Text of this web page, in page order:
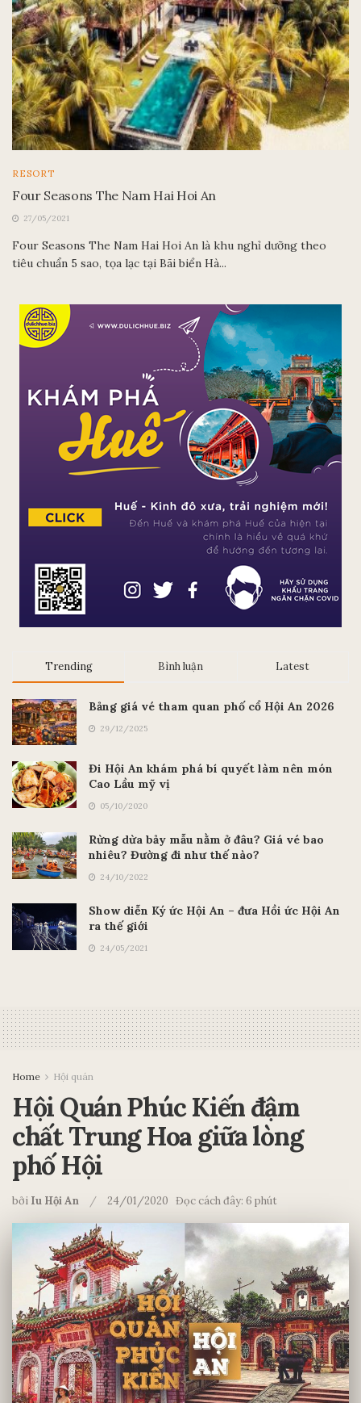
RESORT
Four Seasons The Nam Hai Hoi An
27/05/2021
Four Seasons The Nam Hai Hoi An là khu nghỉ dưỡng theo
tiêu chuẩn 5 sao, tọa lạc tại Bãi biển Hà...
Trending Bình luận Latest
Bảng giá vé tham quan phố cổ Hội An 2026
29/12/2025
Đi Hội An khám phá bí quyết làm nên món
Cao Lầu mỹ vị
05/10/2020
Rừng dừa bảy mẫu nằm ở đâu? Giá vé bao
nhiêu? Đường đi như thế nào?
24/10/2022
Show diễn Ký ức Hội An – đưa Hồi ức Hội An
ra thế giới
24/05/2021
Home Hội quán
Hội Quán Phúc Kiến đậm
chất Trung Hoa giữa lòng
phố Hội
bởi Iu Hội An 24/01/2020 Đọc cách đây: 6 phút